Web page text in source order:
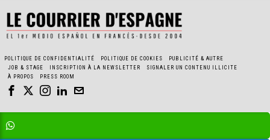
POLITIQUE DE CONFIDENTIALITÉ POLITIQUE DE COOKIES
PUBLICITÉ & AUTRE
JOB & STAGE
INSCRIPTION À LA NEWSLETTER
SIGNALER UN CONTENU ILLICITE
À PROPOS
PRESS ROOM